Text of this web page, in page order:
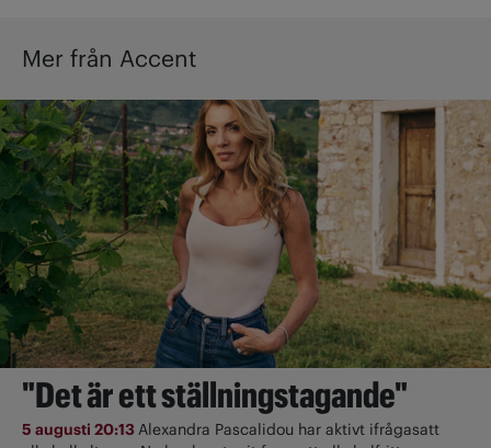
Mer från Accent
"Det är ett ställningstagande"
5 augusti 20:13Alexandra Pascalidou har aktivt ifrågasatt